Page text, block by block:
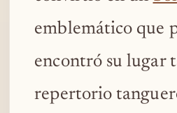
emblemático que
encontró su lugar
repertorio